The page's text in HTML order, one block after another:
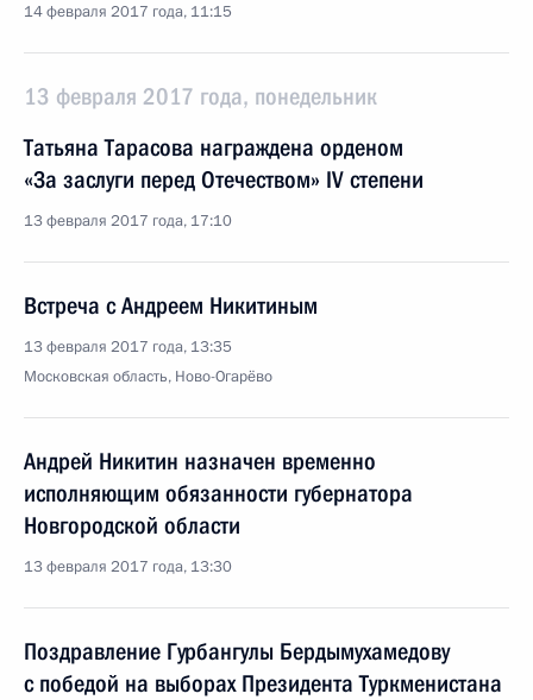
14 февраля 2017 года, 11:15
13 февраля 2017 года, понедельник
Татьяна Тарасова награждена орденом
«За заслуги перед Отечеством» IV степени
13 февраля 2017 года, 17:10
Встреча с Андреем Никитиным
13 февраля 2017 года, 13:35
Московская область, Ново-Огарёво
Андрей Никитин назначен временно
исполняющим обязанности губернатора
Новгородской области
13 февраля 2017 года, 13:30
Поздравление Гурбангулы Бердымухамедову
с победой на выборах Президента Туркменистана